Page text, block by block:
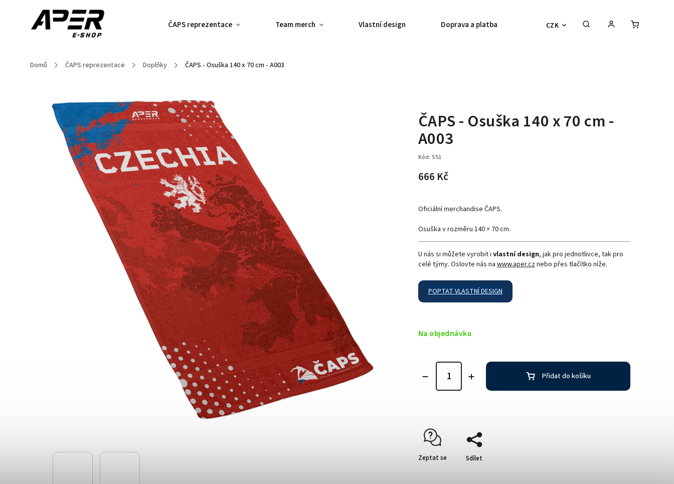
CZK
ČAPS reprezentace Team merch Vlastní design Doprava a platba Vše o nákupu Kontakty
Domů / ČAPS reprezentace / Doplňky / ČAPS - Osuška 140 x 70 cm - A003
ČAPS - Osuška 140 x 70 cm -
A003
Kód: 551
666 Kč
Oficiální merchandise ČAPS.
Osuška v rozměru 140 × 70 cm.
U nás si můžete vyrobit i vlastní design, jak pro jednotlivce, tak pro
celé týmy. Oslovte nás nawww.aper.cznebo přes tlačítko níže.
POPTAT VLASTNÍ DESIGN
Na objednávku
Přidat do košíku
Zeptat se Sdílet